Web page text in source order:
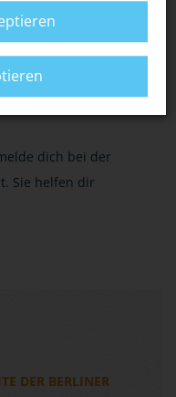
sicher bist, um
zur Schule
dir geht und bitte
dich bei der
Sie helfen dir
DER BERLINER